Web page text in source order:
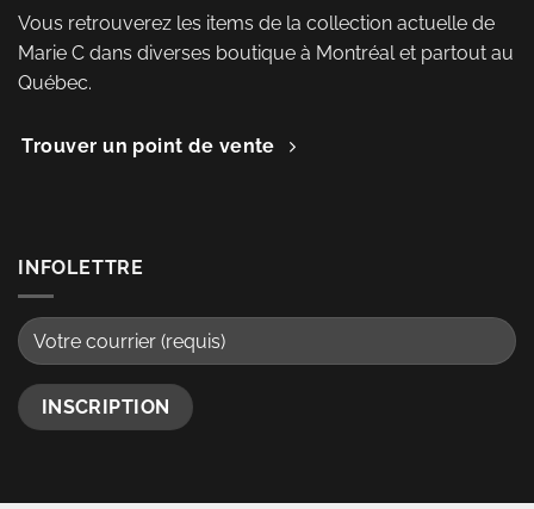
Vous retrouverez les items de la collection actuelle de
Marie C dans diverses boutique à Montréal et partout au
Québec.
Trouver un point de vente
INFOLETTRE